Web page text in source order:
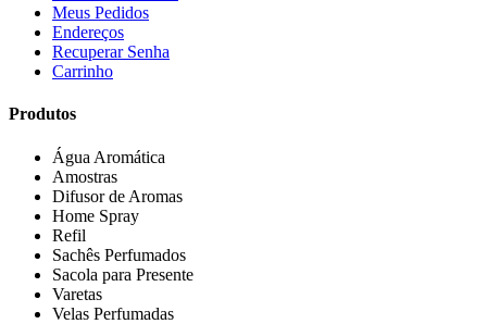
Meus Pedidos
Endereços
Recuperar Senha
Carrinho
Produtos
Água Aromática
Amostras
Difusor de Aromas
Home Spray
Refil
Sachês Perfumados
Sacola para Presente
Varetas
Velas Perfumadas